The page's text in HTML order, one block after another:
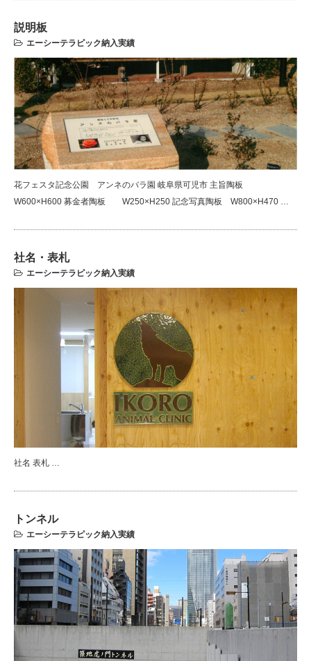
説明板
エーシーテラピック納入実績
花フェスタ記念公園 アンネのバラ園 岐阜県可児市 主旨陶板
W600×H600 募金者陶板 W250×H250 記念写真陶板 W800×H470 …
社名・表札
エーシーテラピック納入実績
社名 表札 …
トンネル
エーシーテラピック納入実績